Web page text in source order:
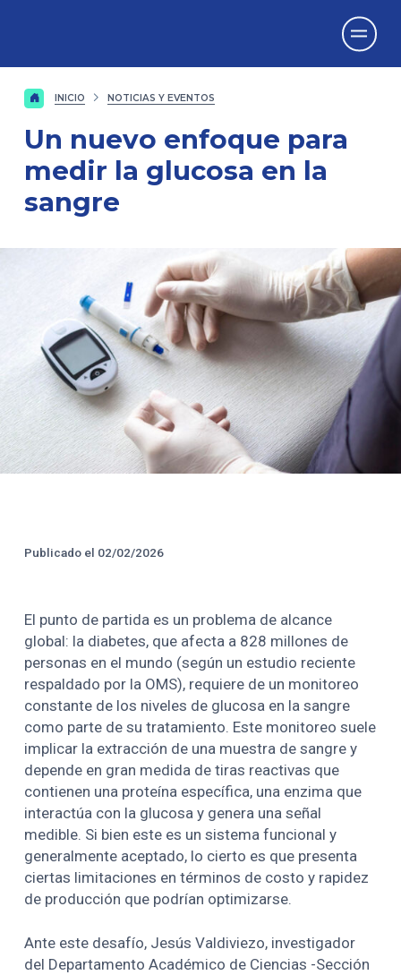
INICIO NOTICIAS Y EVENTOS
Un nuevo enfoque para
medir la glucosa en la
sangre
Créditos y Fecha de
Publicado el 02/02/2026
El punto de partida es un problema de alcance
global: la diabetes, que afecta a 828 millones de
personas en el mundo (según un estudio reciente
respaldado por la OMS), requiere de un monitoreo
constante de los niveles de glucosa en la sangre
como parte de su tratamiento. Este monitoreo suele
implicar la extracción de una muestra de sangre y
depende en gran medida de tiras reactivas que
contienen una proteína específica, una enzima que
interactúa con la glucosa y genera una señal
medible. Si bien este es un sistema funcional y
generalmente aceptado, lo cierto es que presenta
ciertas limitaciones en términos de costo y rapidez
de producción que podrían optimizarse.
Ante este desafío, Jesús Valdiviezo, investigador
del Departamento Académico de Ciencias -Sección